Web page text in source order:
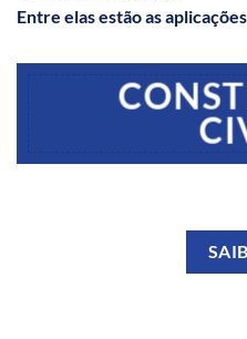
Entre elas estão as